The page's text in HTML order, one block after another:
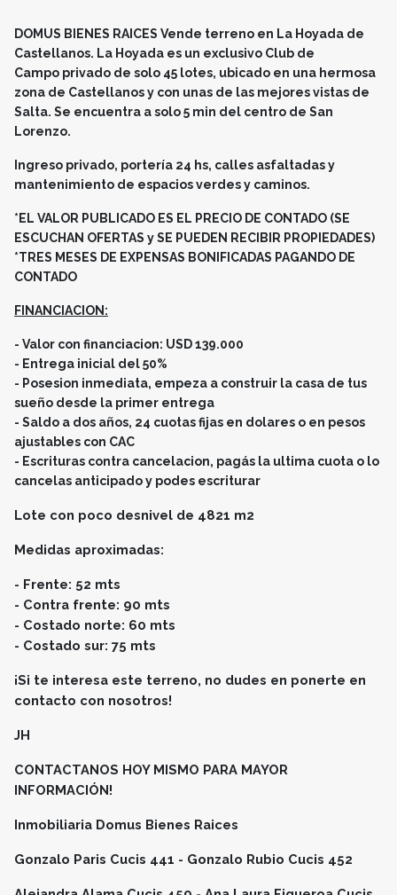
DOMUS BIENES RAICES Vende terreno en La Hoyada de
Castellanos. La Hoyada es un exclusivo Club de
Campo privado de solo 45 lotes, ubicado en una hermosa
zona de Castellanos y con unas de las mejores vistas de
Salta. Se encuentra a solo 5 min del centro de San
Lorenzo.
Ingreso privado, portería 24 hs, calles asfaltadas y
mantenimiento de espacios verdes y caminos.
*EL VALOR PUBLICADO ES EL PRECIO DE CONTADO (SE
ESCUCHAN OFERTAS y SE PUEDEN RECIBIR PROPIEDADES)
*TRES MESES DE EXPENSAS BONIFICADAS PAGANDO DE
CONTADO
FINANCIACION:
- Valor con financiacion: USD 139.000
- Entrega inicial del 50%
- Posesion inmediata, empeza a construir la casa de tus
sueño desde la primer entrega
- Saldo a dos años, 24 cuotas fijas en dolares o en pesos
ajustables con CAC
- Escrituras contra cancelacion, pagás la ultima cuota o lo
cancelas anticipado y podes escriturar
Lote con poco desnivel de 4821 m2
Medidas aproximadas:
- Frente: 52 mts
- Contra frente: 90 mts
- Costado norte: 60 mts
- Costado sur: 75 mts ​
¡Si te interesa este terreno, no dudes en ponerte en
contacto con nosotros!
JH
CONTACTANOS HOY MISMO PARA MAYOR
INFORMACIÓN!
Inmobiliaria Domus Bienes Raices
Gonzalo Paris Cucis 441 - Gonzalo Rubio Cucis 452